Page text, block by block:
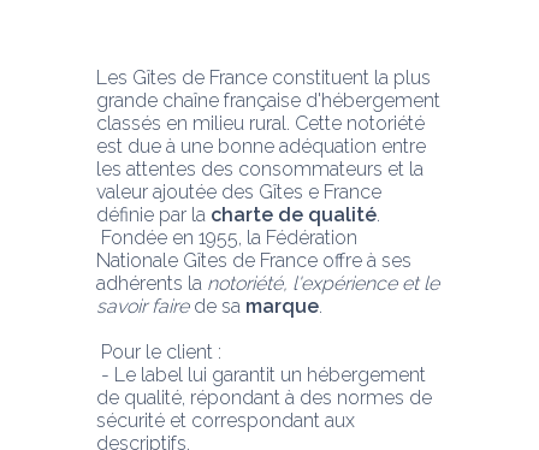
Les Gîtes de France constituent la plus
grande chaîne française d'hébergement
classés en milieu rural. Cette notoriété
est due à une bonne adéquation entre
les attentes des consommateurs et la
valeur ajoutée des Gîtes e France
définie par la charte de qualité.
Nationale Gîtes de France offre à ses
adhérents la notoriété, l'expérience et le
savoir faire de sa marque.
Pour le client :
de qualité, répondant à des normes de
sécurité et correspondant aux
descriptifs.